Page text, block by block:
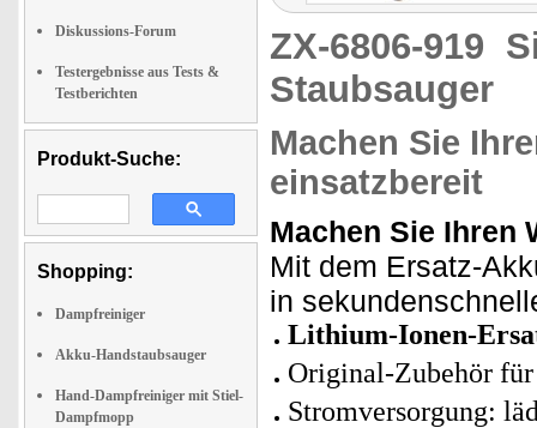
Diskussions-Forum
Testergebnisse aus Tests &
Testberichten
Produkt-Suche:
Shopping:
Dampfreiniger
Akku-Handstaubsauger
Hand-Dampfreiniger mit Stiel-
Dampfmopp
ZX-6806-919
Staubsauger
Machen Sie
einsatzbereit
Machen Sie Ihren
Mit dem Ersatz-
in
Lithium-Ionen-
Original-Zubehör für
Stromversorgung: